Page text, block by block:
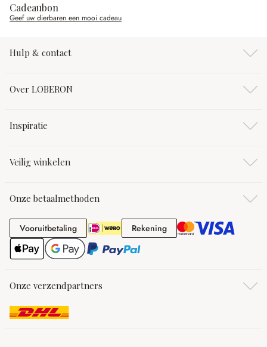
Cadeaubon
Geef uw dierbaren een mooi cadeau
Hulp & contact
Over LOBERON
Inspiratie
Veilig winkelen
Onze betaalmethoden
VooruitbetalingVooruitbetalingRekeningRekening
Onze verzendpartners